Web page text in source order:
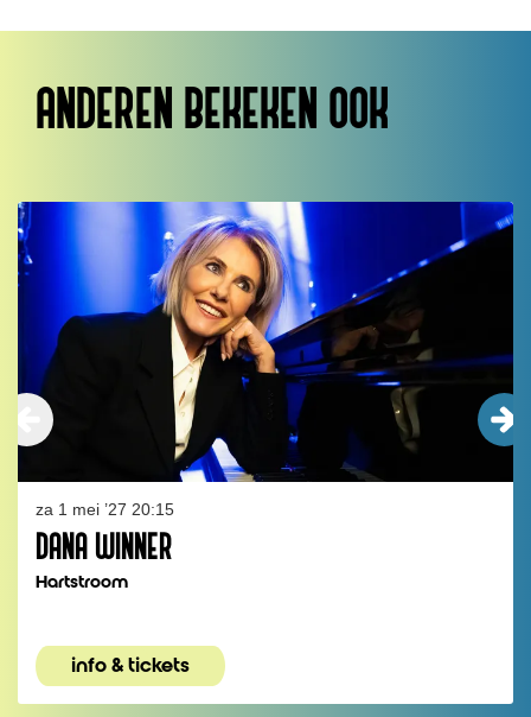
ANDEREN BEKEKEN OOK
DANA WINNER
Hartstroom
za 1 mei ’27 20:15
info & tickets